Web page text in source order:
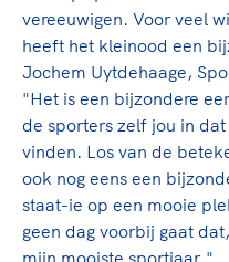
vereeuwigen. Voor veel
heeft het kleinood een
Jochem Uytdehaage,
"Het is een bijzondere
de sporters zelf jou in
vinden. Los van de
ook nog eens een
staat-ie op een mooie
geen dag voorbij gaat
mijn mooiste sportjaar."